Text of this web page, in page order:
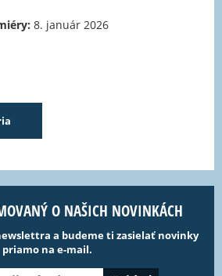
8. január 2026
O NAŠICH NOVINKÁCH
a budeme ti zasielať novinky
priamo na e-mail.